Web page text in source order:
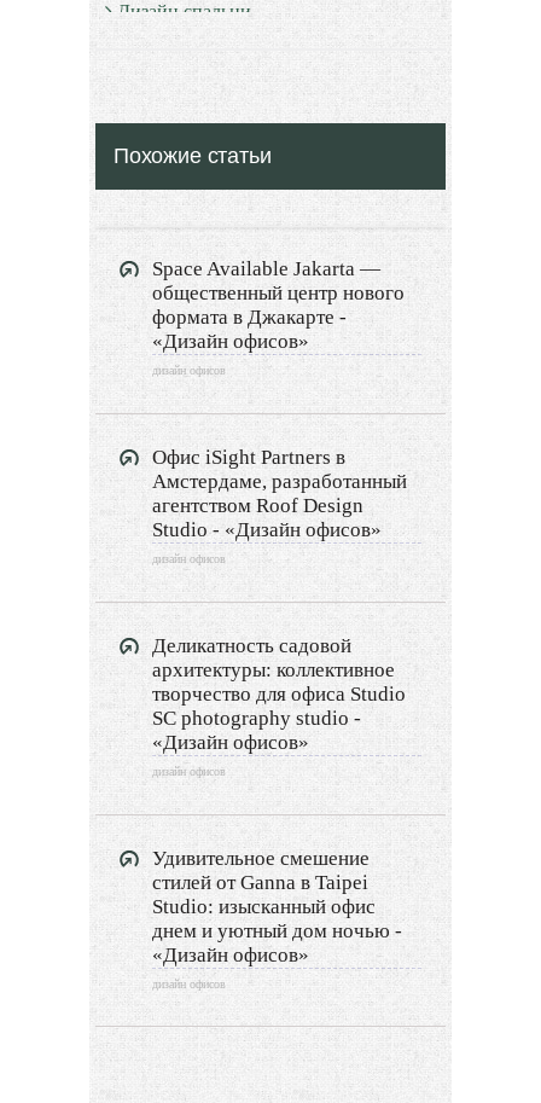
Дизайн спальни
Дизайн санузлов
Дизайн гостевой
Дизайн балкона
Дизайн сауны
Дизайн прихожей
Дизайн гардеробной
Экстерьер
Декор
Двор и сад
Архитектура
Дизайн интерьера
Ландшафтный дизайн
LIMITED EDITION
Видео новости
Дизайн разное
Другие услуги
Похожие статьи
Space Available Jakarta —
общественный центр нового
формата в Джакарте -
«Дизайн офисов»
дизайн офисов
Офис iSight Partners в
Амстердаме, разработанный
агентством Roof Design
Studio - «Дизайн офисов»
дизайн офисов
Деликатность садовой
архитектуры: коллективное
творчество для офиса Studio
SC photography studio -
«Дизайн офисов»
дизайн офисов
Удивительное смешение
стилей от Ganna в Taipei
Studio: изысканный офис
днем и уютный дом ночью -
«Дизайн офисов»
дизайн офисов